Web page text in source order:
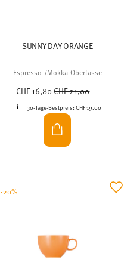
SUNNY DAY ORANGE
Espresso-/Mokka-Obertasse
CHF 16,80Price reduced from
CHF 21,00
30-Tage-Bestpreis: CHF 19,00
-20%